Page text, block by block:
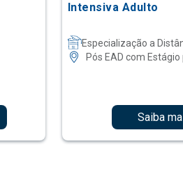
Intensiva Adulto
Especialização a
Pós EAD com Estágio
Saiba